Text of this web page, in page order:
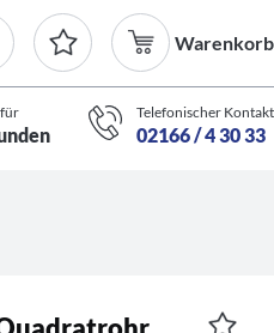
Warenkorb
für Telefonischer Kontakt
02166 / 4 30 33